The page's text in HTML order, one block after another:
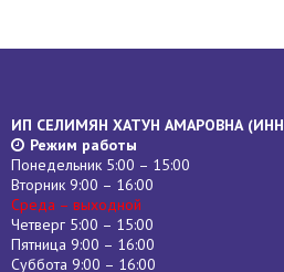
ИП СЕЛИМЯН ХАТУН АМАРОВНА (ИНН
Режим работы
Понедельник 5:00 – 15:00
Вторник 9:00 – 16:00
Среда – выходной
Четверг 5:00 – 15:00
Пятница 9:00 – 16:00
Суббота 9:00 – 16:00